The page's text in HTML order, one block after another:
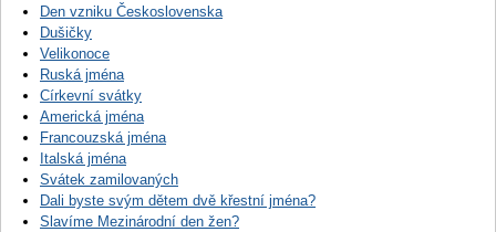
Den vzniku Československa
Dušičky
Velikonoce
Ruská jména
Církevní svátky
Americká jména
Francouzská jména
Italská jména
Svátek zamilovaných
Dali byste svým dětem dvě křestní jména?
Slavíme Mezinárodní den žen?